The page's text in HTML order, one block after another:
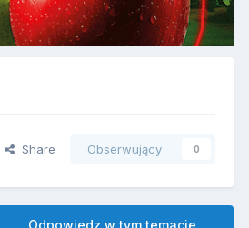
Share Obserwujący 0